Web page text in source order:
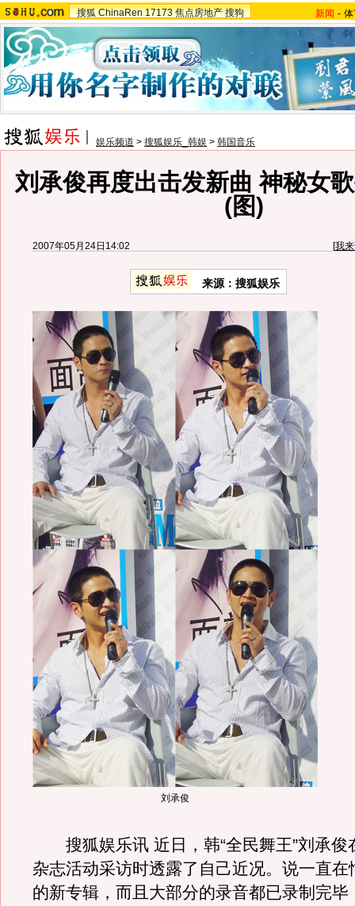
搜狐 ChinaRen 17173 焦点房地产 搜狗 新闻 -
娱乐频道 > 搜狐娱乐_韩娱 > 韩国音乐
刘承俊再度出击发新曲 神秘女
(图)
2007年05月24日14:02 [我
来源：搜狐娱乐
刘承俊
搜狐娱乐讯 近日，韩“全民舞王”刘承俊
杂志活动采访时透露了自己近况。说一直在
的新专辑，而且大部分的录音都已录制完毕